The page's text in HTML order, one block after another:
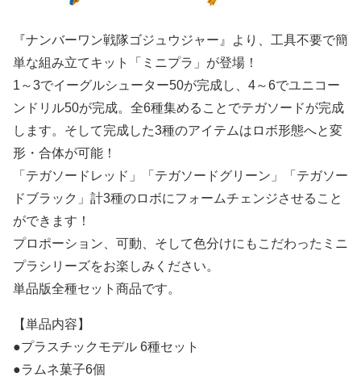
『ナンバーワン戦隊ゴジュウジャー』より、工具不要で簡
単な組み立てキット「ミニプラ」が登場！
1～3でイーグルシューター50が完成し、4～6でユニコー
ンドリル50が完成。全6種集めることでテガソードが完成
します。そして完成した3種のアイテムはロボ形態へと変
形・合体が可能！
「テガソードレッド」「テガソードグリーン」「テガソー
ドブラック」計3種のロボにフォームチェンジさせること
ができます！
プロポーション、可動、そして色分けにもこだわったミニ
プラシリーズをお楽しみください。
単品版全種セット商品です。
【単品内容】
●プラスチックモデル 6種セット
●ラムネ菓子6個